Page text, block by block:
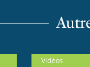
Vidéos